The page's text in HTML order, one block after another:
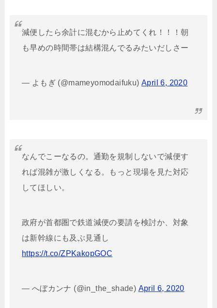
減便したら余計に混むから止めてくれ！！！朝
も早めの時間帯は結構混んでるみたいだしさー
— よもぎ (@mameyomodaifuku) April 6, 2020
なんでこーなるの。通勤を規制しないで減便す
れば混雑が激しくなる。もっと現場を見た対応
してほしい。
政府が首都圏で鉄道減便の要請を検討か、対象
は新幹線にも及ぶ見通し
https://t.co/ZPKakopGOC
— へぼカンナ (@in_the_shade) April 6, 2020